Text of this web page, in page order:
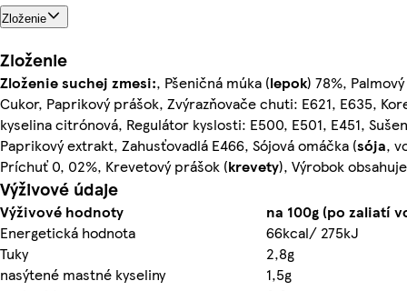
Zloženie
Zloženie
Zloženie suchej zmesi:, Pšeničná múka (lepok) 78%,
Cukor, Paprikový prášok, Zvýrazňovače chuti: E621, E635,
kyselina citrónová, Regulátor kyslosti: E500, E501, E451,
Paprikový extrakt, Zahusťovadlá E466, Sójová omáčka (sója,
Príchuť 0, 02%, Krevetový prášok (krevety), Výrobok
Výživové údaje
Výživové hodnoty
na 100g (po zaliatí
Energetická hodnota
66kcal/ 275kJ
Tuky
2,8g
nasýtené mastné kyseliny
1,5g